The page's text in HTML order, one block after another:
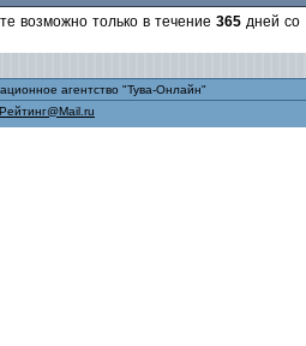
возможно только в течение 365 дней со
агентство "Тува-Онлайн"